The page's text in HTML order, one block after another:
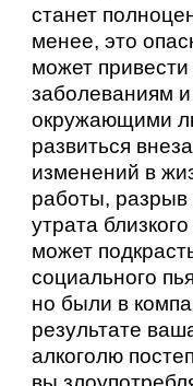
станет
менее, это
может
заболеваниям
окружающими
развиться
изменений в
работы,
утрата
может
социального
но были в
результате
алкоголю